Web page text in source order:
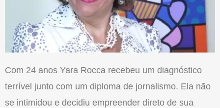
Com 24 anos Yara Rocca recebeu um diagnóstico
terrível junto com um diploma de jornalismo. Ela não
se intimidou e decidiu empreender direto de sua